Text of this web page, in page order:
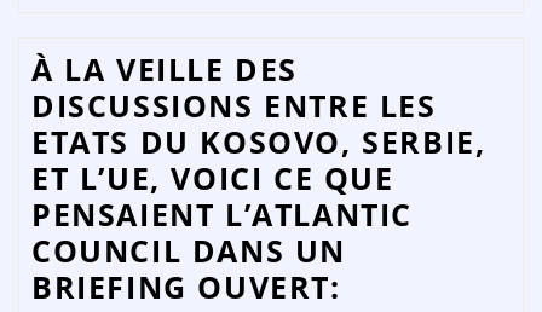
À LA VEILLE DES
DISCUSSIONS ENTRE LES
ETATS DU KOSOVO, SERBIE,
ET L’UE, VOICI CE QUE
PENSAIENT L’ATLANTIC
COUNCIL DANS UN
BRIEFING OUVERT: